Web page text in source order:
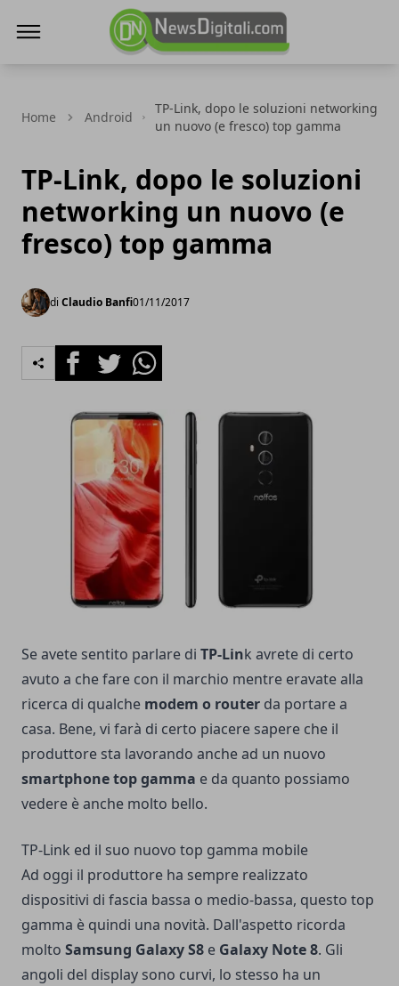
Home Android
TP-Link, dopo le soluzioni networking
un nuovo (e fresco) top gamma
TP-Link, dopo le soluzioni
networking un nuovo (e
fresco) top gamma
di Claudio Banfi01/11/2017
FacebookTwitterWhatsapp
Se avete sentito parlare di TP-Link avrete di certo
avuto a che fare con il marchio mentre eravate alla
ricerca di qualche modem o router da portare a
casa. Bene, vi farà di certo piacere sapere che il
produttore sta lavorando anche ad un nuovo
smartphone top gamma e da quanto possiamo
vedere è anche molto bello.
TP-Link ed il suo nuovo top gamma mobile
Ad oggi il produttore ha sempre realizzato
dispositivi di fascia bassa o medio-bassa, questo top
gamma è quindi una novità. Dall'aspetto ricorda
molto Samsung Galaxy S8 e Galaxy Note 8. Gli
angoli del display sono curvi, lo stesso ha un